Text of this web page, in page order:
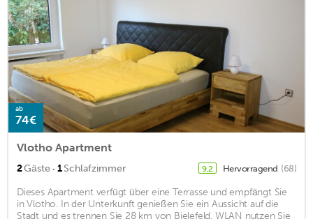
ab
74€
Vlotho Apartment
2Gäste · 1Schlafzimmer 9,2 Hervorragend (68)
Dieses Apartment verfügt über eine Terrasse und empfängt Sie
in Vlotho. In der Unterkunft genießen Sie ein Aussicht auf die
Stadt und es trennen Sie 28 km von Bielefeld. WLAN nutzen Sie